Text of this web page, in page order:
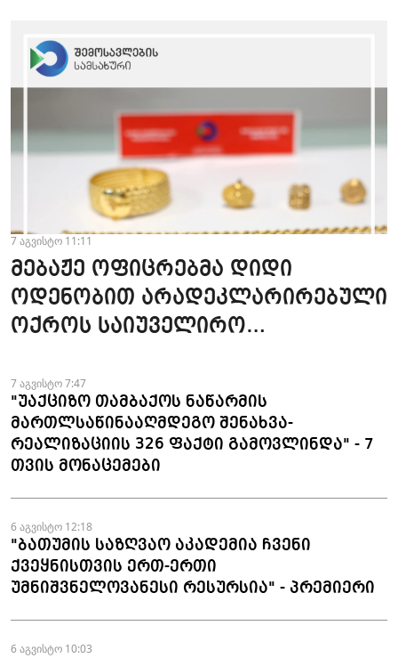
7 აგვისტო 11:11
მებაჟე ოფიცრებმა დიდი
ოდენობით არადეკლარირებული
ოქროს საიუველირო
ფაქტები აღკვეთეს
7 აგვისტო 7:47
"უაქციზო თამბაქოს ნაწარმის
მართლსაწინააღმდეგო შენახვა-
რეალიზაციის 326 ფაქტი გამოვლინდა" - 7
თვის მონაცემები
6 აგვისტო 12:18
"ბათუმის საზღვაო აკადემია ჩვენი
ქვეყნისთვის ერთ-ერთი
უმნიშვნელოვანესი რესურსია" - პრემიერი
6 აგვისტო 10:03